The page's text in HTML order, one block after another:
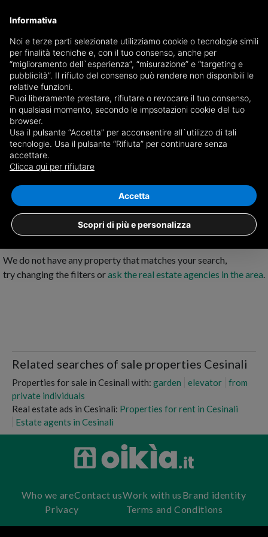
Receive a copy of the newspaper by mail
Choose newspaper
No results for
Cesinali
We do not have any property that matches your search,
try changing the filters orask the real estate agencies in the area.
Related searches of sale properties Cesinali
Properties for sale in Cesinali with: garden elevator
from
private individuals
Real estate ads in Cesinali: Properties for rent in Cesinali
Estate agents in Cesinali
Who we areContact usWork with us Brand identity
Privacy
Terms and Conditions
Informativa
Noi e terze parti selezionate utilizziamo cookie o tecnologie simili
per finalità tecniche e, con il tuo consenso, anche per
“miglioramento dell`esperienza”, “misurazione” e “targeting e
pubblicità”. Il rifiuto del consenso può rendere non disponibili le
relative funzioni.
Puoi liberamente prestare, rifiutare o revocare il tuo consenso,
in qualsiasi momento, secondo le impsotazioni cookie del tuo
browser.
Usa il pulsante “Accetta” per acconsentire all`utilizzo di tali
tecnologie. Usa il pulsante “Rifiuta” per continuare senza
accettare.
Clicca qui per rifiutare
Scopri di più e personalizza
Accetta